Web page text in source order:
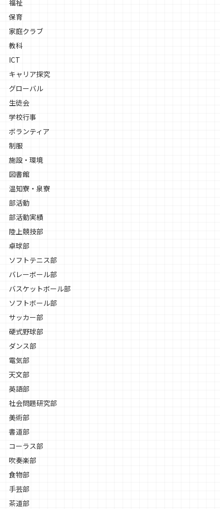
福祉
保育
家庭クラブ
教科
ICT
キャリア探究
グローバル
生徒会
学校行事
ボランティア
制服
施設・環境
図書館
温知寮・泉寮
部活動
部活動実績
陸上競技部
卓球部
ソフトテニス部
バレーボール部
バスケットボール部
ソフトボール部
サッカー部
硬式野球部
ダンス部
電気部
天文部
英語部
社会問題研究部
美術部
書道部
コーラス部
吹奏楽部
食物部
手芸部
茶道部